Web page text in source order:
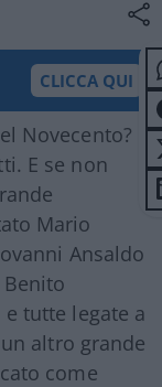
CLICCA QUI
Novecento?
E se non
Mario
Ansaldo
tutte legate a
altro grande
come